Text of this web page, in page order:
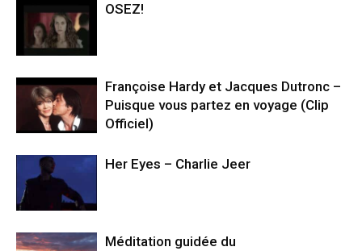
OSEZ!
Françoise Hardy et Jacques Dutronc –
Puisque vous partez en voyage (Clip
Officiel)
Her Eyes – Charlie Jeer
Méditation guidée du